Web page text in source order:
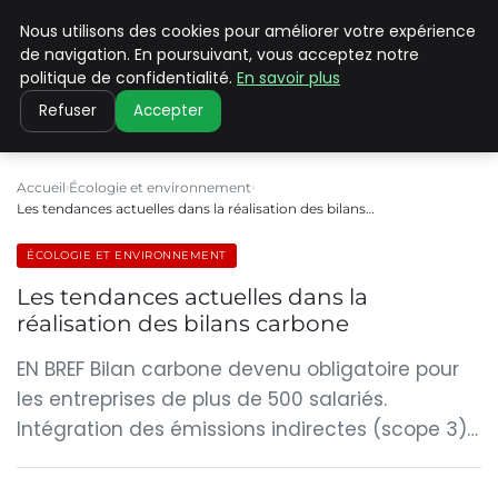
CLIMATE C ADVANCED
Accueil Écologie et environnement
Les tendances actuelles dans la réalisation des bilans…
ÉCOLOGIE ET ENVIRONNEMENT
Les tendances actuelles dans la
réalisation des bilans carbone
EN BREF Bilan carbone devenu obligatoire pour
les entreprises de plus de 500 salariés.
Intégration des émissions indirectes (scope 3)…
Nous utilisons des cookies pour améliorer votre expérience
de navigation. En poursuivant, vous acceptez notre
politique de confidentialité. En savoir plus
Refuser Accepter